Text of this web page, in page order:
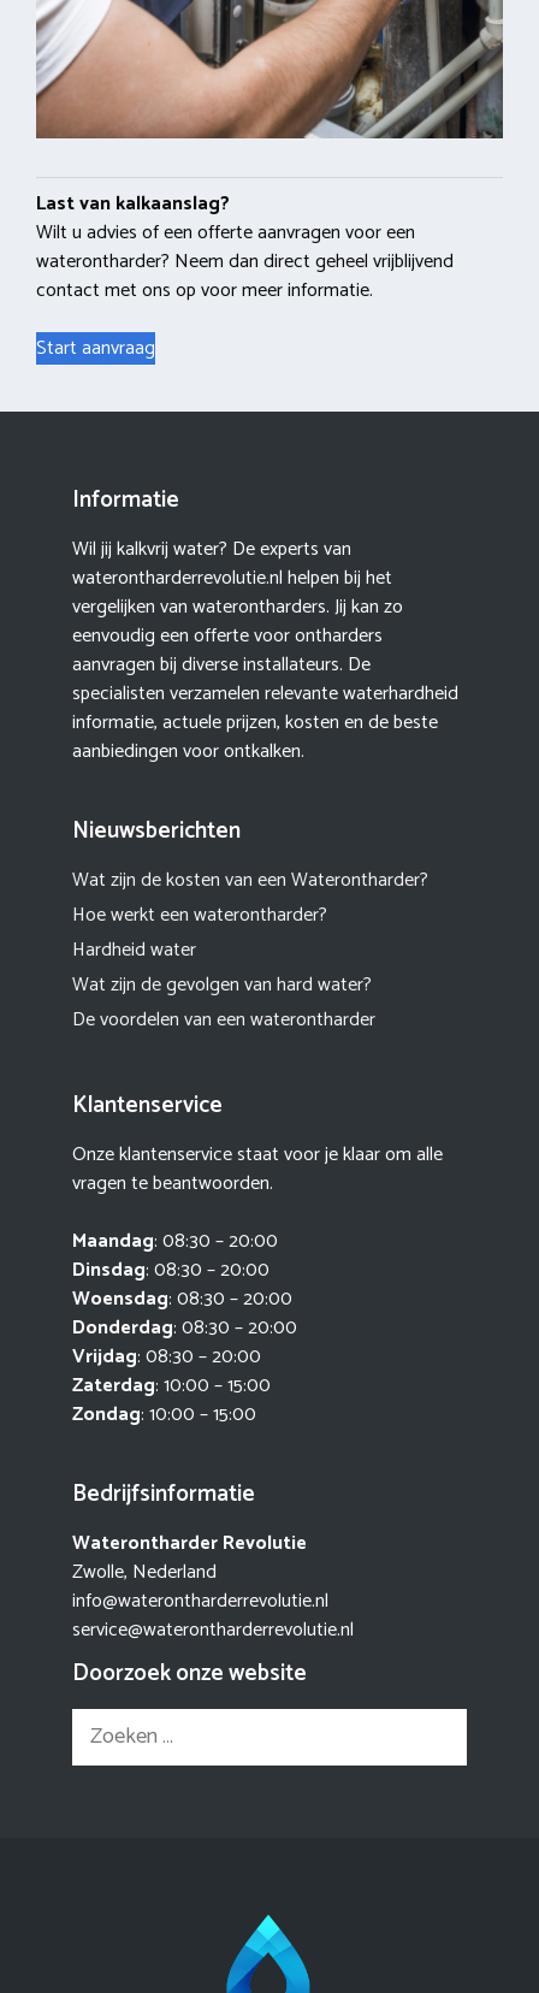
Last van kalkaanslag?
Wilt u advies of een offerte aanvragen voor een
waterontharder? Neem dan direct geheel vrijblijvend
contact met ons op voor meer informatie.
Start aanvraag
Informatie
Wil jij kalkvrij water? De experts van
waterontharderrevolutie.nl helpen bij het
vergelijken van waterontharders. Jij kan zo
eenvoudig een offerte voor ontharders
aanvragen bij diverse installateurs. De
specialisten verzamelen relevante waterhardheid
informatie, actuele prijzen, kosten en de beste
aanbiedingen voor ontkalken.
Nieuwsberichten
Wat zijn de kosten van een Waterontharder?
Hoe werkt een waterontharder?
Hardheid water
Wat zijn de gevolgen van hard water?
De voordelen van een waterontharder
Klantenservice
Onze klantenservice staat voor je klaar om alle
vragen te beantwoorden.
Maandag: 08:30 – 20:00
Dinsdag: 08:30 – 20:00
Woensdag: 08:30 – 20:00
Donderdag: 08:30 – 20:00
Vrijdag: 08:30 – 20:00
Zaterdag: 10:00 – 15:00
Zondag: 10:00 – 15:00
Bedrijfsinformatie
Waterontharder Revolutie
Zwolle, Nederland
info@waterontharderrevolutie.nl
service@waterontharderrevolutie.nl
Doorzoek onze website
Zoek
naar: